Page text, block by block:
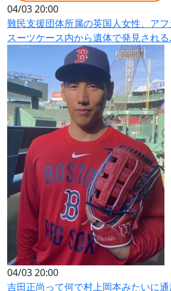
04/03 20:00
難民支援団体所属の英国人女性、ア
スーツケース内から遺体で発見され
04/03 20:00
吉田正尚って何で村上岡本みたいに